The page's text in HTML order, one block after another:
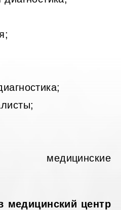
медицинские
медицинский центр